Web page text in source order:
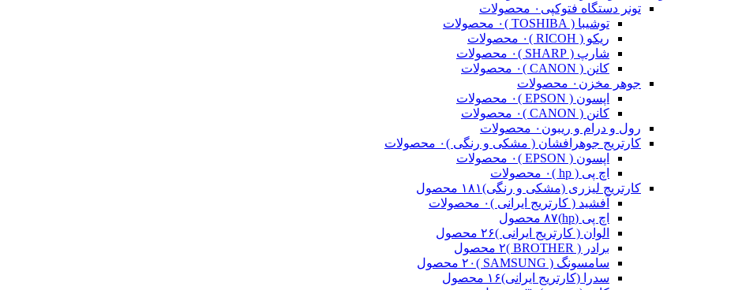
تونر دستگاه فتوکپی ۰ محصولات
توشیبا ( TOSHIBA )
۰ محصولات
ریکو ( RICOH )
۰ محصولات
شارپ ( SHARP )
۰ محصولات
کانن ( CANON )
۰ محصولات
جوهر مخزن ۰ محصولات
اپسون ( EPSON )
۰ محصولات
کانن ( CANON )
۰ محصولات
رول و درام و ریبون ۰ محصولات
کارتریج جوهرافشان ( مشکی و رنگی )۰ محصولات
اپسون ( EPSON )
۰ محصولات
اچ پی ( hp )
۰ محصولات
کارتریج لیزری (مشکی و رنگی)۱۸۱ محصول
آفشید ( کارتریج ایرانی )۰ محصولات
اچ پی (hp)
۸۷ محصول
الوان ( کارتریج ایرانی )۲۶ محصول
برادر ( BROTHER )
۲ محصول
سامسونگ ( SAMSUNG )
۲۰ محصول
سدرا (کارتریج ایرانی)۱۶ محصول